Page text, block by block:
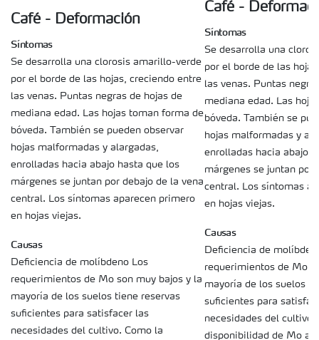
Café - Deformación
Síntomas
Se desarrolla una clorosis amarillo-verde
por el borde de las hojas, creciendo entre
las venas. Puntas negras de hojas de
mediana edad. Las hojas toman forma de
bóveda. También se pueden observar
hojas malformadas y alargadas,
enrolladas hacia abajo hasta que los
márgenes se juntan por debajo de la vena
central. Los síntomas aparecen primero
en hojas viejas.
Causas
Deficiencia de molíbdeno Los
requerimientos de Mo son muy bajos y la
mayoría de los suelos tiene reservas
suficientes para satisfacer las
necesidades del cultivo. Como la
Café -
Síntomas
Se desarrolla una
por el borde de las
las venas. Puntas
mediana edad. Las
bóveda. También se
hojas malformadas y
enrolladas hacia abajo
márgenes se juntan por
central. Los síntomas
en hojas viejas.
Causas
Deficiencia de
requerimientos de Mo
mayoría de los suelos
suficientes para
necesidades del cultivo.
disponibilidad de Mo